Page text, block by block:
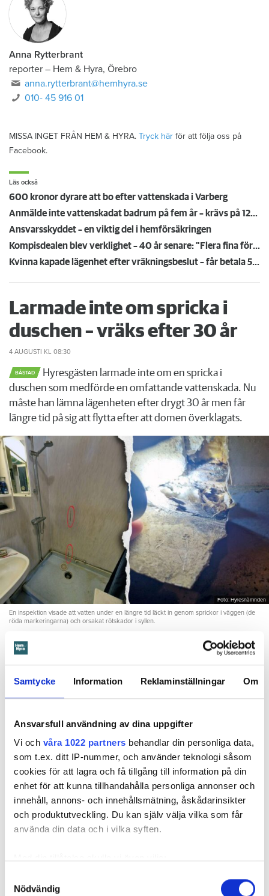
Samtycke Information Reklaminställningar Om
Ansvarsfull användning av dina uppgifter
Vi och våra 1022 partners behandlar din personliga data,
som t.ex. ditt IP-nummer, och använder teknologi såsom
cookies för att lagra och få tillgång till information på din
enhet för att kunna tillhandahålla personliga annonser och
innehåll, annons- och innehållsmätning, åskådarinsikter
och produktutveckling. Du kan själv välja vilka som får
använda din data och i vilka syften.
som kan ha en noggrannhet på upp till flera meter
Nödvändig
Anna Rytterbrant
reporter – Hem & Hyra, Örebro
anna.rytterbrant@hemhyra.se
010- 45 916 01
MISSA INGET FRÅN HEM & HYRA. Tryck här för att följa oss på
Facebook.
Läs också
600 kronor dyrare att bo efter vattenskada i Varberg
Anmälde inte vattenskadat badrum på fem år – krävs på 125 000 kronor
Ansvarsskyddet – en viktig del i hemförsäkringen
Kompisdealen blev verklighet – 40 år senare: "Flera fina fördelar med att dela bostad"
Kvinna kapade lägenhet efter vräkningsbeslut – får betala 50 000
Larmade inte om spricka i
duschen – vräks efter 30 år
4 AUGUSTI KL 08:30
BÅSTAD
Hyresgästen larmade inte om en spricka i
duschen som medförde en omfattande vattenskada. Nu
måste han lämna lägenheten efter drygt 30 år men får
längre tid på sig att flytta efter att domen överklagats.
Foto: Hyresnämnden
En inspektion visade att vatten under en längre tid läckt in genom sprickor i väggen (de
röda markeringarna) och orsakat rötskador i syllen.
Hyresgästen har bott i lägenheten i skånska Båstad sedan
Skada upptäcktes av hantverkare
Det var när hyresvärdens hantverkare skulle byta ett
duschmunstycke under hösten förra året som en spricka i
plastmattan på väggen i duschen upptäcktes. Strax efter
detta lät värden ett företag göra en besiktning av
badrummet. Då upptäcktes att vatten läckt från den trasiga
svetsskarven under en längre tid och orsakat omfattande
med hänvisning till att hyresgästen inte iakttagit sin så